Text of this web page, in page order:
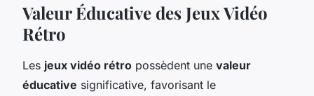
Valeur Éducative des Jeux Vidéo
Rétro
Les jeux vidéo rétro possèdent une valeur
éducative significative, favorisant le